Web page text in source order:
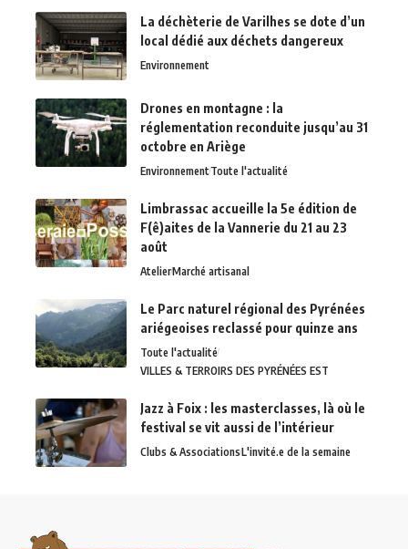
La déchèterie de Varilhes se dote d’un
local dédié aux déchets dangereux
Environnement
Drones en montagne : la
réglementation reconduite jusqu’au 31
octobre en Ariège
EnvironnementToute l'actualité
Limbrassac accueille la 5e édition de
F(ê)aites de la Vannerie du 21 au 23
août
AtelierMarché artisanal
Le Parc naturel régional des Pyrénées
ariégeoises reclassé pour quinze ans
Toute l'actualité
VILLES & TERROIRS DES PYRÉNÉES EST
Jazz à Foix : les masterclasses, là où le
festival se vit aussi de l’intérieur
Clubs & AssociationsL'invité.e de la semaine